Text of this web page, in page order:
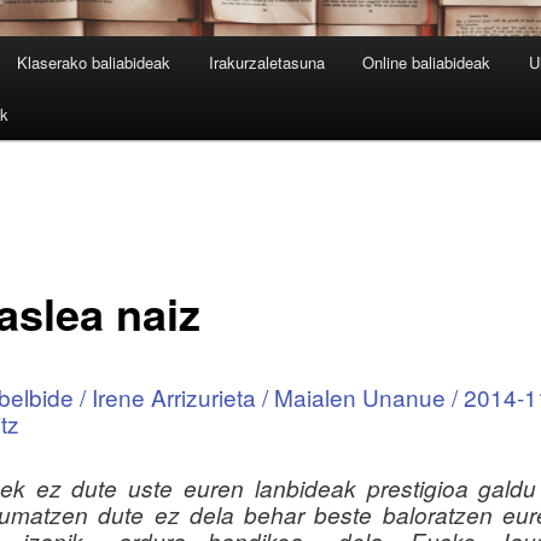
Klaserako baliabideak Irakurzaletasuna Online baliabideak
naiz
/ Irene Arrizurieta / Maialen Unanue / 2014-
ez dute uste euren lanbideak prestigioa
dute ez dela behar beste baloratzen